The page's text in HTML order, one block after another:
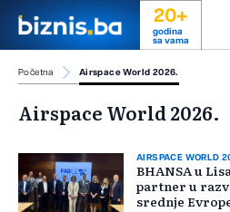
20+
godina
sa vama
Početna Airspace World 2026.
Airspace World 2026.
AIRSPACE WORLD
BHANSA u
partner u
srednje